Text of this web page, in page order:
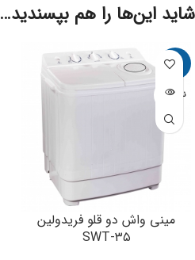
شاید این‌ها را هم بپسندید…
-6%
ناموجود
مینی واش دو قلو فریدولین
SWT-۳۵